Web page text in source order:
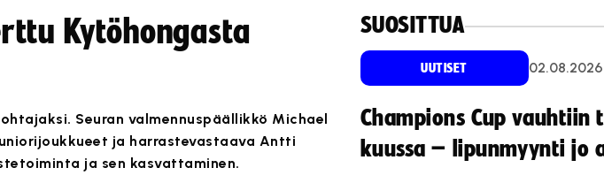
Kytöhongasta
Seuran valmennuspäällikkö Michael
ja harrastevastaava Antti
ja sen kasvattaminen.
SUOSITTUA
UUTISET 02.08.2026
Champions Cup vauhtiin
kuussa – lipunmyynti jo